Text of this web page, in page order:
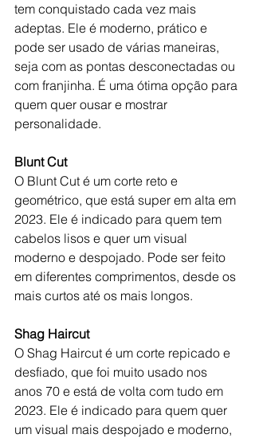
tem conquistado cada vez mais
adeptas. Ele é moderno, prático e
pode ser usado de várias maneiras,
seja com as pontas desconectadas ou
com franjinha. É uma ótima opção para
quem quer ousar e mostrar
personalidade.
Blunt Cut
O Blunt Cut é um corte reto e
geométrico, que está super em alta em
2023. Ele é indicado para quem tem
cabelos lisos e quer um visual
moderno e despojado. Pode ser feito
em diferentes comprimentos, desde os
mais curtos até os mais longos.
Shag Haircut
O Shag Haircut é um corte repicado e
desfiado, que foi muito usado nos
anos 70 e está de volta com tudo em
2023. Ele é indicado para quem quer
um visual mais despojado e moderno,